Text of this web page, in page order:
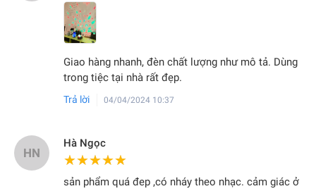
Giao hàng nhanh, đèn chất lượng như mô tả. Dùng
trong tiệc tại nhà rất đẹp.
Trả lời 04/04/2024 10:37
HN
Hà Ngọc
★★★★★
★★★★★
sản phẩm quá đep ,có nháy theo nhạc. cảm giác ở